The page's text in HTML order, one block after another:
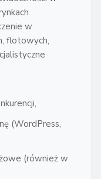
w
flotowych,
(WordPress,
(również w